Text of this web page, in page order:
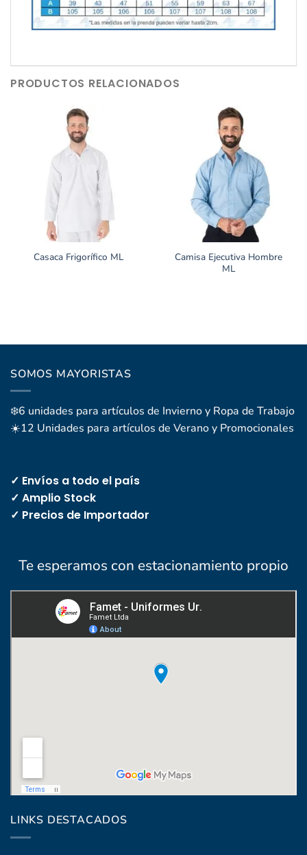
PRODUCTOS RELACIONADOS
Casaca Frigorífico ML
Camisa Ejecutiva Hombre
ML
SOMOS MAYORISTAS
❄️6 unidades para artículos de Invierno y Ropa de Trabajo
☀️12 Unidades para artículos de Verano y Promocionales
✓ Envíos a todo el país
✓ Amplio Stock
✓ Precios de Importador
Te esperamos con estacionamiento propio
LINKS DESTACADOS